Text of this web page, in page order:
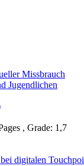
Missbrauch
Jugendlichen
, Grade: 1,7
digitalen